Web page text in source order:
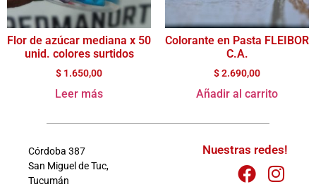
Flor de azúcar mediana x 50
unid. colores surtidos
$ 1.650,00
Leer más
Colorante en Pasta FLEIBOR
C.A.
$2.690,00
Añadir al carrito
Córdoba 387
San Miguel de Tuc,
Tucumán
Nuestras redes!